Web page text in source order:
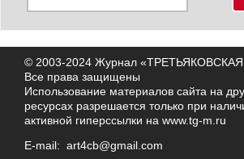
© 2003-2024 Журнал
Все права защищены
Использование материалов сайта на
ресурсах разрешается только при
активной гиперссылки на www.tg-m.ru
E-mail: art4cb@gmail.com